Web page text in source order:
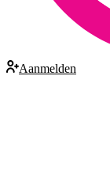
Aanmelden